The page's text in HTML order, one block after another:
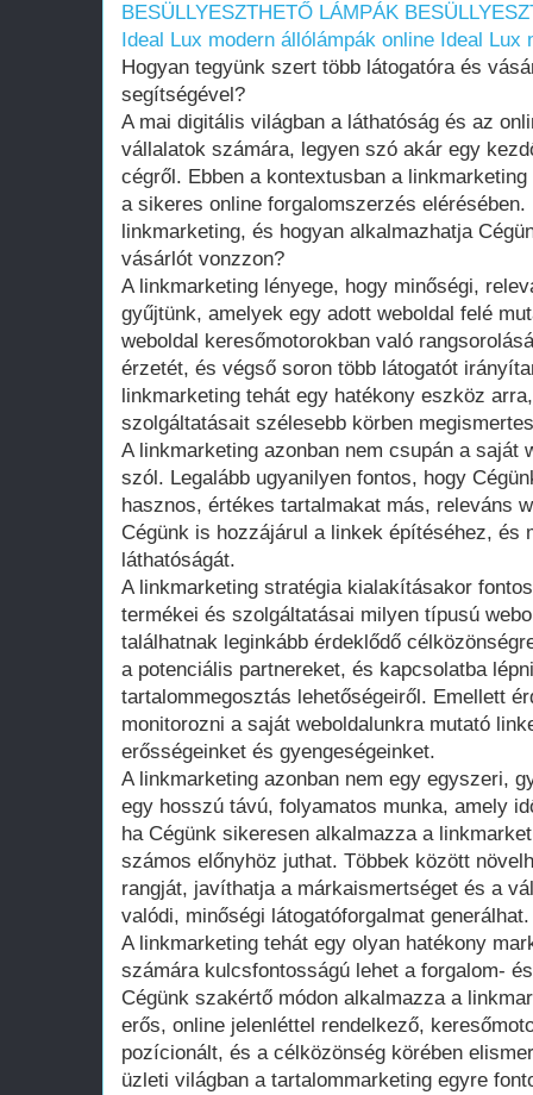
BESÜLLYESZTHETŐ LÁMPÁK
Ideal Lux modern állólámpák online Ideal Lux
Hogyan tegyünk szert több látogatóra és
segítségével?
A mai digitális világban a láthatóság és az
vállalatok számára, legyen szó akár egy
cégről. Ebben a kontextusban a
a sikeres online forgalomszerzés
linkmarketing, és hogyan alkalmazhatja
vásárlót vonzzon?
A linkmarketing lényege, hogy minőségi,
gyűjtünk, amelyek egy adott weboldal felé
weboldal keresőmotorokban való
érzetét, és végső soron több látogatót
linkmarketing tehát egy hatékony eszköz
szolgáltatásait szélesebb körben
A linkmarketing azonban nem csupán a saját
szól. Legalább ugyanilyen fontos, hogy
hasznos, értékes tartalmakat más, releváns
Cégünk is hozzájárul a linkek építéséhez, és
láthatóságát.
A linkmarketing stratégia kialakításakor
termékei és szolgáltatásai milyen típusú
találhatnak leginkább érdeklődő
a potenciális partnereket, és kapcsolatba
tartalommegosztás lehetőségeiről. Emellett
monitorozni a saját weboldalunkra mutató
erősségeinket és gyengeségeinket.
A linkmarketing azonban nem egy egyszeri,
egy hosszú távú, folyamatos munka, amely
ha Cégünk sikeresen alkalmazza a
számos előnyhöz juthat. Többek között
rangját, javíthatja a márkaismertséget és a
valódi, minőségi látogatóforgalmat generálhat.
A linkmarketing tehát egy olyan hatékony
számára kulcsfontosságú lehet a forgalom-
Cégünk szakértő módon alkalmazza a
erős, online jelenléttel rendelkező,
pozícionált, és a célközönség körében
üzleti világban a tartalommarketing egyre